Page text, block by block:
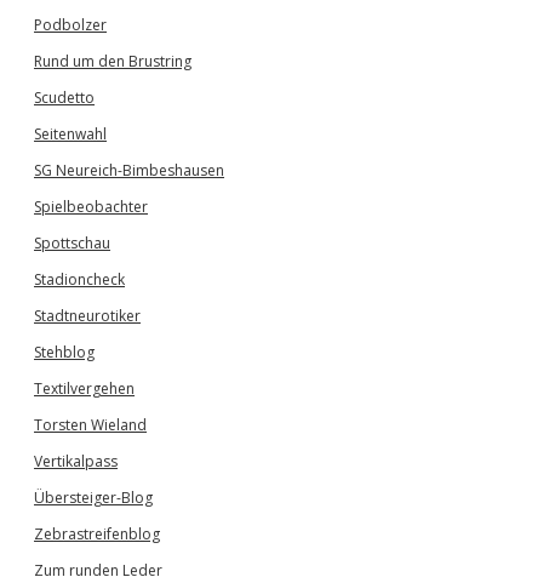
Podbolzer
Rund um den Brustring
Scudetto
Seitenwahl
SG Neureich-Bimbeshausen
Spielbeobachter
Spottschau
Stadioncheck
Stadtneurotiker
Stehblog
Textilvergehen
Torsten Wieland
Vertikalpass
Übersteiger-Blog
Zebrastreifenblog
Zum runden Leder